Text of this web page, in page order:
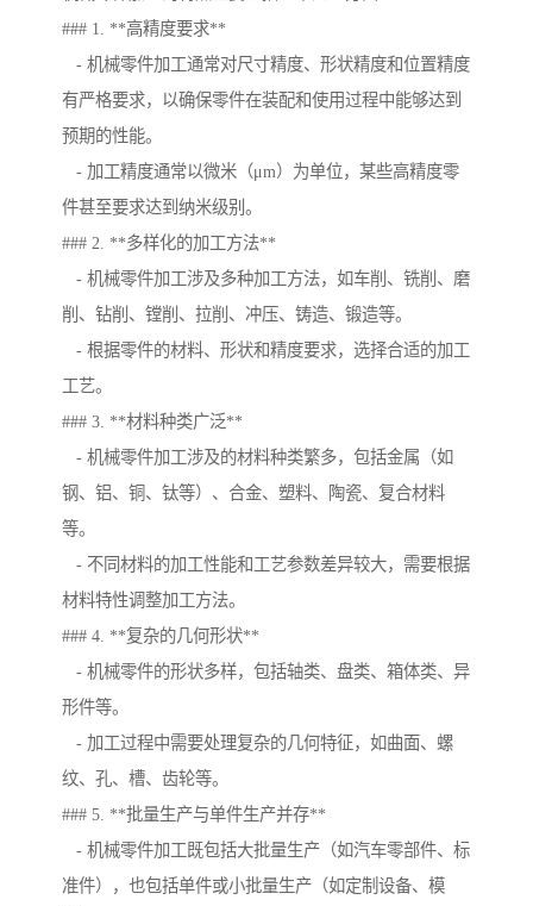
### 1. **高精度要求**
- 机械零件加工通常对尺寸精度、形状精度和位置精度
有严格要求，以确保零件在装配和使用过程中能够达到
预期的性能。
- 加工精度通常以微米（μm）为单位，某些高精度零
件甚至要求达到纳米级别。
### 2. **多样化的加工方法**
- 机械零件加工涉及多种加工方法，如车削、铣削、磨
削、钻削、镗削、拉削、冲压、铸造、锻造等。
- 根据零件的材料、形状和精度要求，选择合适的加工
工艺。
### 3. **材料种类广泛**
- 机械零件加工涉及的材料种类繁多，包括金属（如
钢、铝、铜、钛等）、合金、塑料、陶瓷、复合材料
等。
- 不同材料的加工性能和工艺参数差异较大，需要根据
材料特性调整加工方法。
### 4. **复杂的几何形状**
- 机械零件的形状多样，包括轴类、盘类、箱体类、异
形件等。
- 加工过程中需要处理复杂的几何特征，如曲面、螺
纹、孔、槽、齿轮等。
### 5. **批量生产与单件生产并存**
- 机械零件加工既包括大批量生产（如汽车零部件、标
准件），也包括单件或小批量生产（如定制设备、模